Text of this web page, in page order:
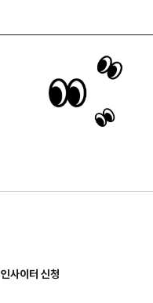
인사이터 신청